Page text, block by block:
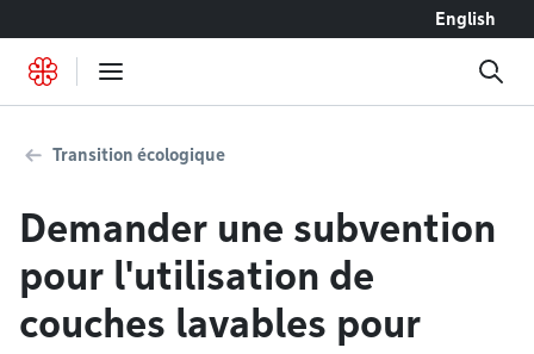
English
Transition écologique
Demander une subvention
pour l'utilisation de
couches lavables pour